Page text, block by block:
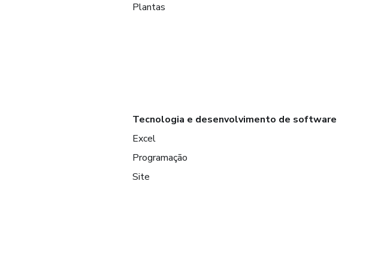
Plantas
Tecnologia e desenvolvimento de software
Excel
Programação
Site